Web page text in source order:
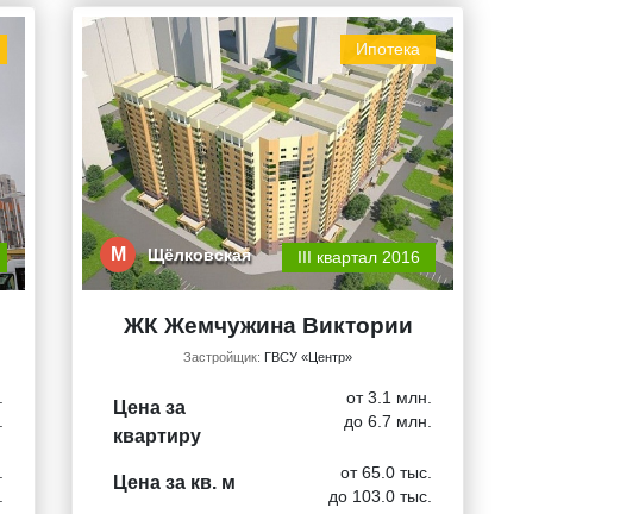
Ипотека
М Щёлковская III квартал 2016
ЖК Жемчужина Виктории
Застройщик: ГВСУ «Центр»
Цена за
квартиру
от 3.1 млн.
до 6.7 млн.
Цена за кв. м
от 65.0 тыс.
до 103.0 тыс.